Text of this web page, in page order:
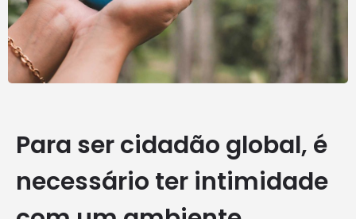
Para ser cidadão global, é
necessário ter intimidade